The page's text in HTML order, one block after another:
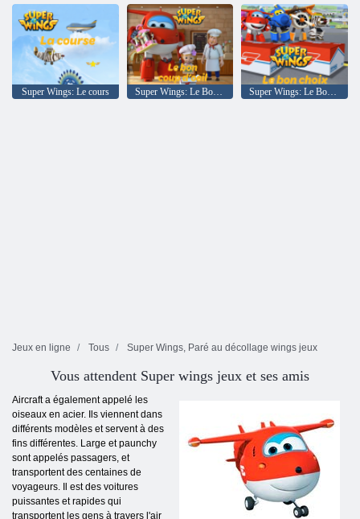
Super Wings: Le cours Super Wings: Le Bon Coup d'Oeil Super Wings: Le Bon Choix
Jeux en ligne Tous Super Wings, Paré au décollage wings jeux
Vous attendent Super wings jeux et ses amis
Aircraft a également appelé les
oiseaux en acier. Ils viennent dans
différents modèles et servent à des
fins différentes. Large et paunchy
sont appelés passagers, et
transportent des centaines de
voyageurs. Il est des voitures
puissantes et rapides qui
transportent les gens à travers l'air